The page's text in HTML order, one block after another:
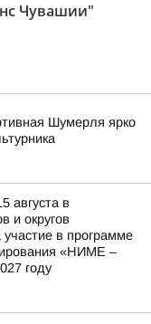
Чувашии"
Шумерля ярко
августа в
и округов
в программе
«НИМЕ –
году